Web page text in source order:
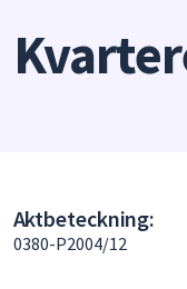
sökfältet
kommer
Använd
Aktbeteckning:
0380-P2004/12